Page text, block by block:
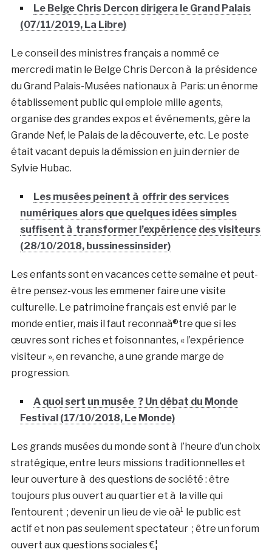
Le Belge Chris Dercon dirigera le Grand Palais
(07/11/2019, La Libre)
Le conseil des ministres français a nommé ce
mercredi matin le Belge Chris Dercon à la présidence
du Grand Palais-Musées nationaux à Paris: un énorme
établissement public qui emploie mille agents,
organise des grandes expos et événements, gère la
Grande Nef, le Palais de la découverte, etc. Le poste
était vacant depuis la démission en juin dernier de
Sylvie Hubac.
Les musées peinent à offrir des services
numériques alors que quelques idées simples
suffisent à transformer l’expérience des visiteurs
(28/10/2018, bussinessinsider)
Les enfants sont en vacances cette semaine et peut-
être pensez-vous les emmener faire une visite
culturelle. Le patrimoine français est envié par le
monde entier, mais il faut reconnaà®tre que si les
œuvres sont riches et foisonnantes, « l’expérience
visiteur », en revanche, a une grande marge de
progression.
A quoi sert un musée ? Un débat du Monde
Festival (17/10/2018, Le Monde)
Les grands musées du monde sont à l’heure d’un choix
stratégique, entre leurs missions traditionnelles et
leur ouverture à des questions de société : être
toujours plus ouvert au quartier et à la ville qui
l’entourent ; devenir un lieu de vie oà¹ le public est
actif et non pas seulement spectateur ; être un forum
ouvert aux questions sociales €¦